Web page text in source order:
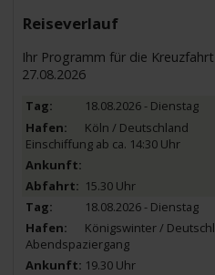
Reiseverlauf
Ihr Programm für die
27.08.2026
18.08.2026 - Dienstag
Köln / Deutschland
Einschiffung ab ca. 14:30 Uhr
15.30 Uhr
18.08.2026 - Dienstag
Königswinter /
Abendspaziergang
19.30 Uhr